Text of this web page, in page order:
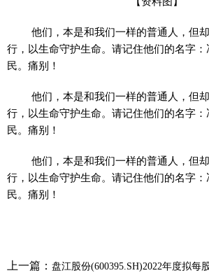
他们，本是和我们一样的普通人，但
行，以生命守护生命。请记住他们的名字
民。痛别！
他们，本是和我们一样的普通人，但
行，以生命守护生命。请记住他们的名字
民。痛别！
他们，本是和我们一样的普通人，但
行，以生命守护生命。请记住他们的名字
民。痛别！
上一篇： 盘江股份(600395.SH)2022年度拟每股派